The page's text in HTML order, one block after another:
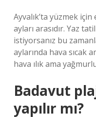
Ayvalık’ta yüzmek
ayları arasıdır. Yaz
istiyorsanız bu
aylarında hava sıcak
hava ılık ama
Badavut
yapılır mı?